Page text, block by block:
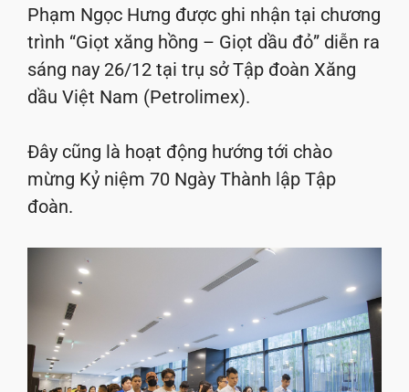
Phạm Ngọc Hưng được ghi nhận tại chương
trình “Giọt xăng hồng – Giọt dầu đỏ” diễn ra
sáng nay 26/12 tại trụ sở Tập đoàn Xăng
dầu Việt Nam (Petrolimex).
Đây cũng là hoạt động hướng tới chào
mừng Kỷ niệm 70 Ngày Thành lập Tập
đoàn.